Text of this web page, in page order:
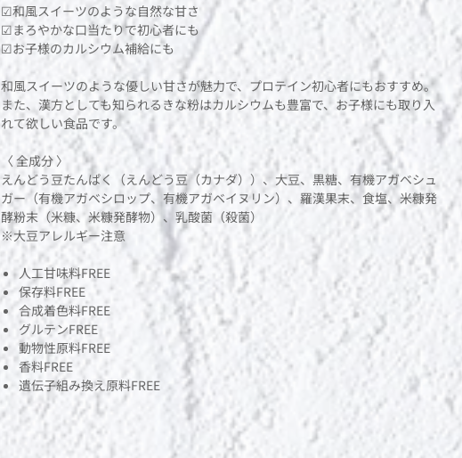
☑︎和風スイーツのような自然な甘さ
☑︎まろやかな口当たりで初心者にも
☑︎お子様のカルシウム補給にも
和風スイーツのような優しい甘さが魅力で、プロテイン初心者にもおすすめ。
また、漢方としても知られるきな粉はカルシウムも豊富で、お子様にも取り入
れて欲しい食品です。
〈 全成分 〉
えんどう豆たんぱく（えんどう豆（カナダ））、大豆、黒糖、有機アガベシュ
ガー（有機アガベシロップ、有機アガベイヌリン）、羅漢果末、食塩、米糠発
酵粉末（米糠、米糠発酵物）、乳酸菌（殺菌）
※大豆アレルギー注意
人工甘味料FREE
保存料FREE
合成着色料FREE
グルテンFREE
動物性原料FREE
香料FREE
遺伝子組み換え原料FREE